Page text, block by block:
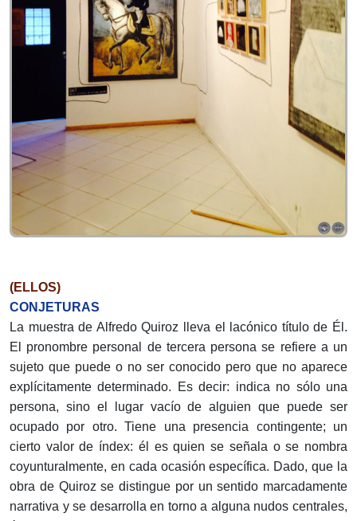
(ELLOS)
CONJETURAS
La muestra de Alfredo Quiroz lleva el lacónico título de Él.
El pronombre personal de tercera persona se refiere a un
sujeto que puede o no ser conocido pero que no aparece
explícitamente determinado. Es decir: indica no sólo una
persona, sino el lugar vacío de alguien que puede ser
ocupado por otro. Tiene una presencia contingente; un
cierto valor de índex: él es quien se señala o se nombra
coyunturalmente, en cada ocasión específica. Dado, que la
obra de Quiroz se distingue por un sentido marcadamente
narrativa y se desarrolla en torno a alguna nudos centrales,